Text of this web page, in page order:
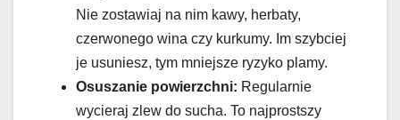
Nie zostawiaj na nim kawy, herbaty,
czerwonego wina czy kurkumy. Im szybciej
je usuniesz, tym mniejsze ryzyko plamy.
Osuszanie powierzchni: Regularnie
wycieraj zlew do sucha. To najprostszy